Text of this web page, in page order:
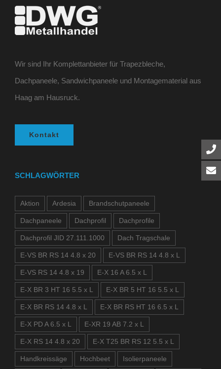
Wir sind Ihr Komplettanbieter für Trapezbleche,
Dachpaneele, Sandwichpaneele und Montagematerial aus
Haag am Hausruck.
Kontakt
SCHLAGWÖRTER
Aktion Ardesia Brandschutpaneele
Dachpaneele Dachprofil Dachprofile
Dachprofil JID 27.111.1000 Dach Tragschale
E-VS BR RS 14 4.8 x 20 E-VS BR RS 14 4.8 x L
E-VS RS 14 4.8 x 19 E-X 16 A 6.5 x L
E-X BR 3 HT 16 5.5 x L E-X BR 5 HT 16 5.5 x L
E-X BR RS 14 4.8 x L E-X BR RS HT 16 6.5 x L
E-X PD A 6.5 x L E-XR 19 AB 7.2 x L
E-X RS 14 4.8 x 20 E-X T25 BR RS 12 5.5 x L
Handkreissäge Hochbeet Isolierpaneele